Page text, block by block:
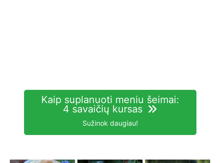
Kaip suplanuoti meniu šeimai:
4 savaičių kursas
Sužinok daugiau!